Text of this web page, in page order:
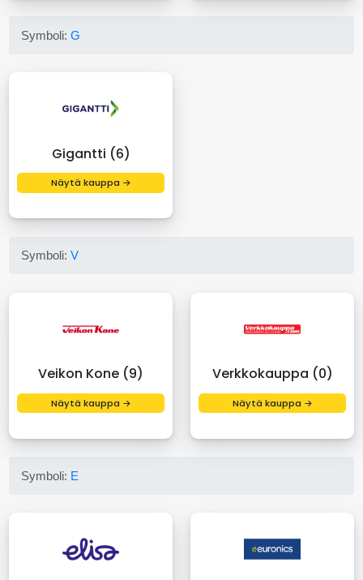
Symboli:G
Gigantti (6)
Näytä kauppa →
Symboli:V
Veikon Kone (9)
Näytä kauppa →
Verkkokauppa (0)
Näytä kauppa →
Symboli: E